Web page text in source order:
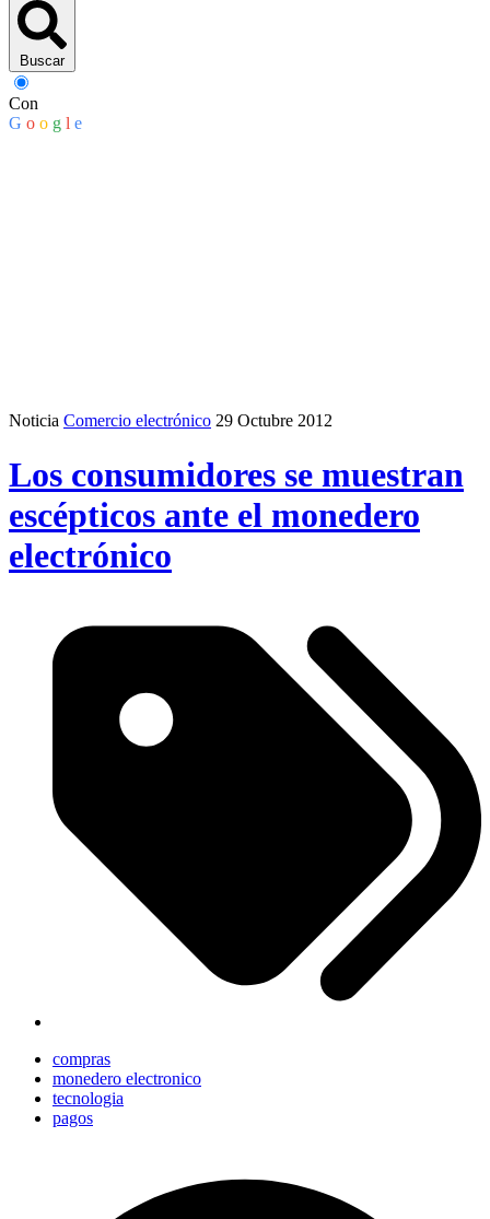
Buscar
Con
G o o g l e
Noticia Comercio electrónico 29 Octubre 2012
Los consumidores se muestran
escépticos ante el monedero
electrónico
compras
monedero electronico
tecnologia
pagos